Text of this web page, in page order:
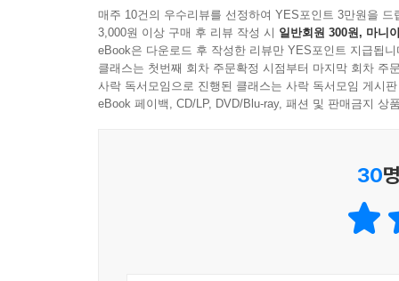
도시내기 자영업자였던 저자는 제주에서 자연
아름다움에 서서히 가닿는다. 그렇게 이제 막 ‘육
거처를 옮기려는 부부. 행복한 삶은 그저 바라고
화가의 꿈을 안고 미국으로 이주한 지 올해로 20
새로운 삶을 모색하는 이들에게 권하고 싶은 책이
매주 10건의 우수리뷰를 선정하여 YES포인트 3만원을 드
3,000원 이상 구매 후 리뷰 작성 시 일반회원 300원, 마니
eBook은 다운로드 후 작성한 리뷰만 YES포인트 지급됩니
클래스는 첫번째 회차 주문확정 시점부터 마지막 회차 주
사락 독서모임으로 진행된 클래스는 사락 독서모임 게시
eBook 페이백, CD/LP, DVD/Blu-ray, 패션 및 판매금지 상
30